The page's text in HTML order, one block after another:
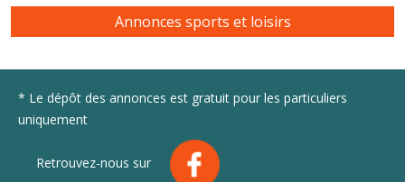
Annonces sports et loisirs
* Le dépôt des annonces est gratuit pour les particuliers
uniquement
Retrouvez-nous sur